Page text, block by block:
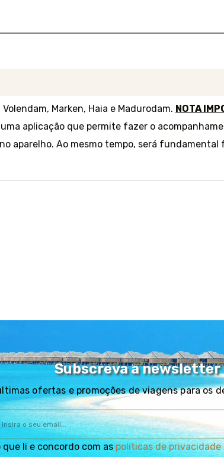
Marken, Haia e Madurodam. NOTA
aplicação que permite fazer o
aparelho. Ao mesmo tempo, será
Subscreva a newsletter
ofertas e promoções de viagens para os
que li e concordo com aspolíticas de privacidade